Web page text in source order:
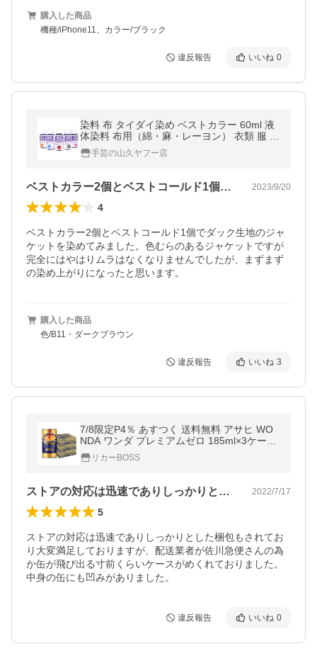
購入した商品
機種/iPhone11、カラー/ブラック
違反報告 いいね 0
染料 布 タイダイ染め ベストカラー 60ml 液
体染料 布用（綿・麻・レーヨン） 衣類 服 染
め粉 家庭用染料 Rit
手芸の山久ヤフー店
ベストカラー2個とベストコールド1個で… 2023/9/20
4
ベストカラー2個とベストコールド1個でダック生地のジャ
ケットを染めてみました。色むらのあるジャケットですが
完全にはやはりムラはなくなりませんでしたが、まずまず
の染め上がりになったと思います。
購入した商品
色/B11・ダークブラウン
違反報告 いいね 3
7/8限定P4％ あすつく 送料無料 アサヒ WO
NDA ワンダ プレミアムゼロ 185ml×3ケース/
90本リカーBOSS
ストアの対応は迅速でありしっかりとした… 2022/7/17
5
ストアの対応は迅速でありしっかりとした梱包もされてお
り大変満足しておりますが、配送業者が佐川急便さんの為
か缶が飛び出る寸前くらいケースがめくれておりました。
中身の缶にも凹みがありました。
違反報告 いいね 0